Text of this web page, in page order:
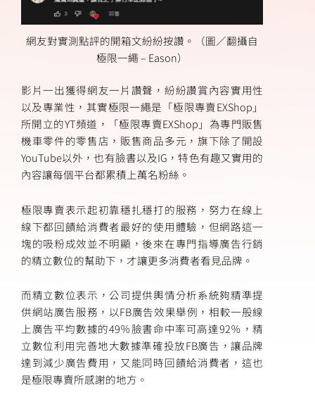
網友對實測點評的開箱文紛紛按讚。（圖／翻攝自
極限一繩 – Eason）
影片一出獲得網友一片讚聲，紛紛讚賞內容實用性
以及專業性，其實極限一繩是「極限專賣EXShop」
所開立的YT頻道，「極限專賣EXShop」為專門販售
機車零件的零售店，販售商品多元，旗下除了開設
YouTube以外，也有臉書以及IG，特色有趣又實用的
內容讓每個平台都累積上萬名粉絲。
極限專賣表示起初靠穩扎穩打的服務，努力在線上
線下都回饋給消費者最好的使用體驗，但網路這一
塊的吸粉成效並不明顯，後來在專門指導廣告行銷
的精立數位的幫助下，才讓更多消費者看見品牌。
而精立數位表示，公司提供輿情分析系統夠精準提
供網站廣告服務，以FB廣告效果舉例，相較一般線
上廣告平均數據的49％臉書命中率可高達92％，精
立數位利用完善地大數據準確投放FB廣告，讓品牌
達到減少廣告費用，又能同時回饋給消費者，這也
是極限專賣所感謝的地方。